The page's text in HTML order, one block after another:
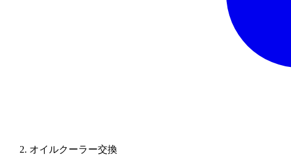
オイルクーラー交換